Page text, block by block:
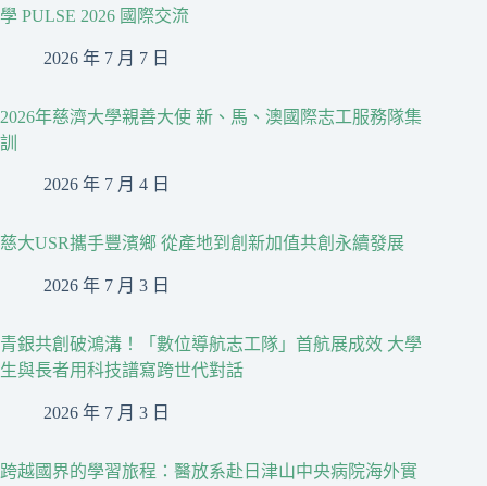
學 PULSE 2026 國際交流
2026 年 7 月 7 日
2026年慈濟大學親善大使 新、馬、澳國際志工服務隊集
訓
2026 年 7 月 4 日
慈大USR攜手豐濱鄉 從產地到創新加值共創永續發展
2026 年 7 月 3 日
青銀共創破鴻溝！「數位導航志工隊」首航展成效 大學
生與長者用科技譜寫跨世代對話
2026 年 7 月 3 日
跨越國界的學習旅程：醫放系赴日津山中央病院海外實